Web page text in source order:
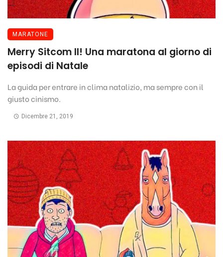
MARATONE
Merry Sitcom II! Una maratona al giorno di
episodi di Natale
La guida per entrare in clima natalizio, ma sempre con il
giusto cinismo.
Dicembre 21, 2019